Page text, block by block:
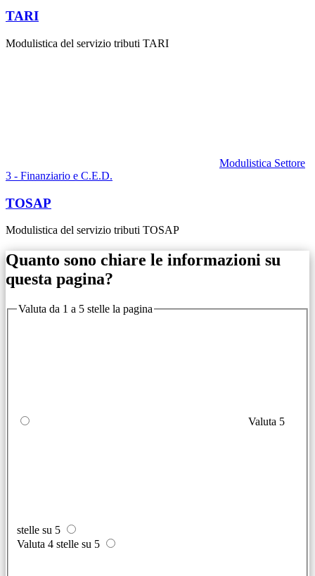
TARI
Modulistica del servizio tributi TARI
Modulistica Settore
3 - Finanziario e C.E.D.
TOSAP
Modulistica del servizio tributi TOSAP
Quanto sono chiare le informazioni su
questa pagina?
Valuta da 1 a 5 stelle la pagina
Valuta 5
stelle su 5
Valuta 4 stelle su 5